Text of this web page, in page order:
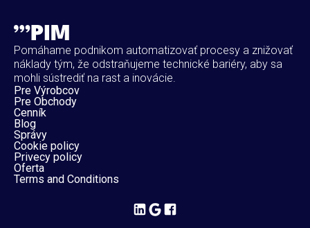
Pomáhame podnikom automatizovať procesy a znižovať
náklady tým, že odstraňujeme technické bariéry, aby sa
mohli sústrediť na rast a inovácie.
Pre Výrobcov
Pre Obchody
Cenník
Blog
Správy
Cookie policy
Privecy policy
Oferta
Terms and Conditions